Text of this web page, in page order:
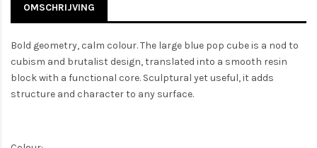
OMSCHRIJVING
Bold geometry, calm colour. The large blue pop cube is a nod to
cubism and brutalist design, translated into a smooth resin
block with a functional core. Sculptural yet useful, it adds
structure and character to any surface.